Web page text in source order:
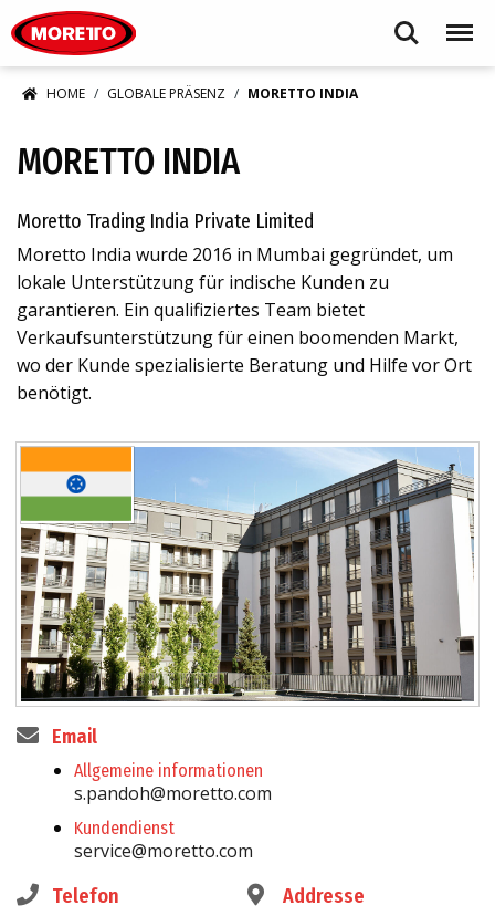
Search Menu
HOME GLOBALE PRÄSENZ MORETTO INDIA
MORETTO INDIA
Moretto Trading India Private Limited
Moretto India wurde 2016 in Mumbai gegründet, um
lokale Unterstützung für indische Kunden zu
garantieren. Ein qualifiziertes Team bietet
Verkaufsunterstützung für einen boomenden Markt,
wo der Kunde spezialisierte Beratung und Hilfe vor Ort
benötigt.
Email
Allgemeine informationen
s.pandoh@moretto.com
Kundendienst
service@moretto.com
Telefon
Addresse